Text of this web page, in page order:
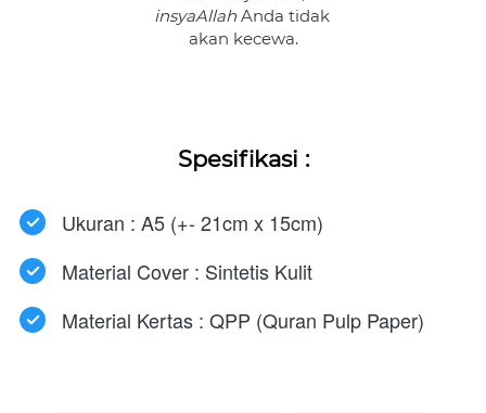
insyaAllah Anda tidak
akan kecewa.
Spesifikasi :
Ukuran : A5 (+- 21cm x 15cm)
Material Cover : Sintetis Kulit
Material Kertas : QPP (Quran Pulp Paper)